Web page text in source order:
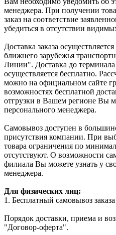
менеджера. При получении
заказ на соответствие
убедиться в отсутствии
Доставка заказа
ближнего зарубежья
Линии". Доставка до
осуществляется бесплатно.
можно на официальном сайте
возможностях бесплатной
отгрузки в Вашем регионе Вы
персонального менеджера.
Самовывоз доступен в
присутствия компании. При
товара ограничения по
отсутствуют. О возможности
филиала Вы можете узнать у
менеджера.
Для физических лиц:
1. Бесплатный самовывоз
Порядок доставки, приема и
"Договор-оферта".